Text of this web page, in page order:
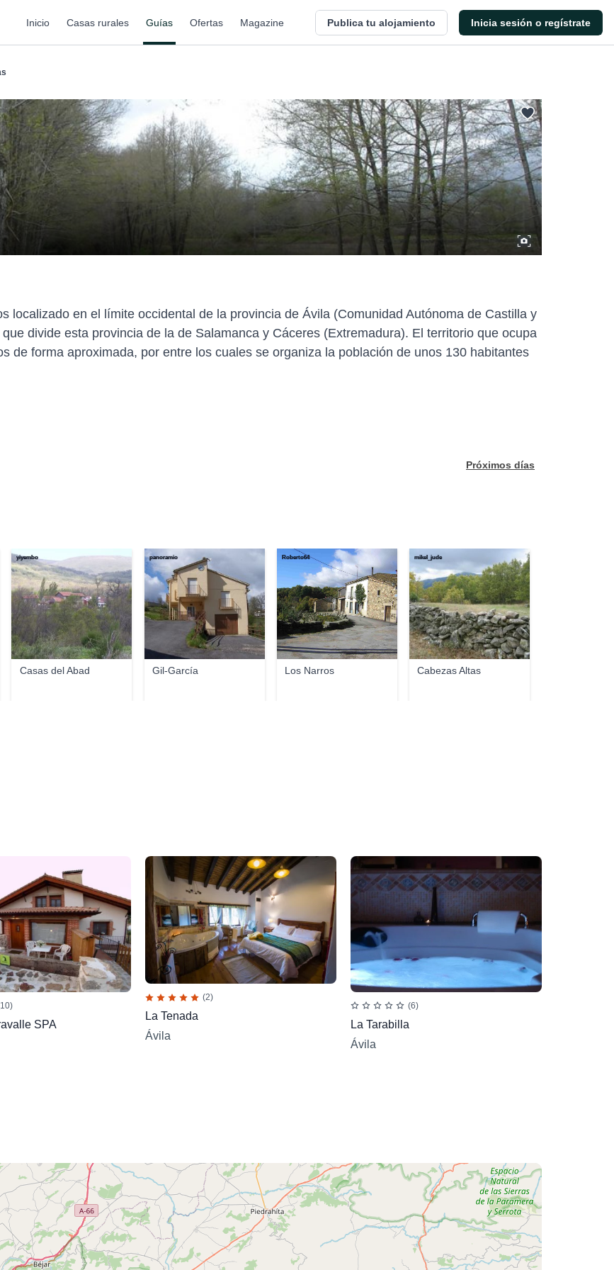
Inicio Casas rurales Guías Ofertas Magazine Publica tu alojamiento Inicia sesión o regístrate
localizado en el límite occidental de la provincia de Ávila (Comunidad Autónoma de Castilla y
divide esta provincia de la de Salamanca y Cáceres (Extremadura). El territorio que ocupa
de forma aproximada, por entre los cuales se organiza la población de unos 130 habitantes
Próximos días
Casas del Abad
yiyembo
Gil-García
panoramio
Los Narros
Roberto64
Cabezas Altas
mikel_jude
SPA
(2)
La Tenada
Ávila
(6)
La Tarabilla
Ávila